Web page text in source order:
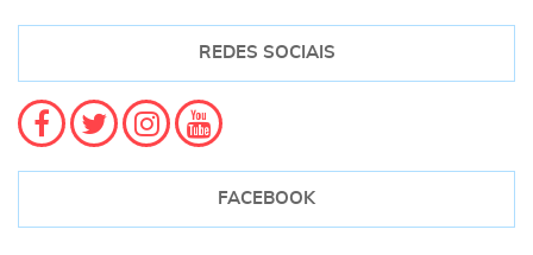
REDES SOCIAIS
FACEBOOK